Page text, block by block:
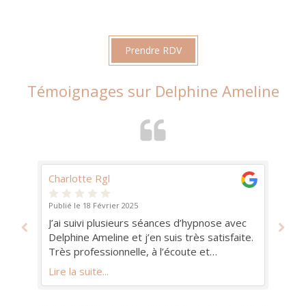
Prendre RDV
Témoignages sur Delphine Ameline
Charlotte Rgl
Publié le 18 Février 2025
J’ai suivi plusieurs séances d’hypnose avec
Delphine Ameline et j’en suis très satisfaite.
Très professionnelle, à l’écoute et
bienveillante. Je recommande vivement
cette praticienne.
Lire la suite...